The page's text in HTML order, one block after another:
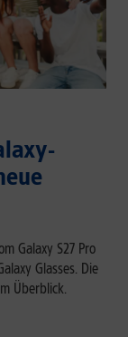
Galaxy S27 Pro
Glasses. Die
Überblick.